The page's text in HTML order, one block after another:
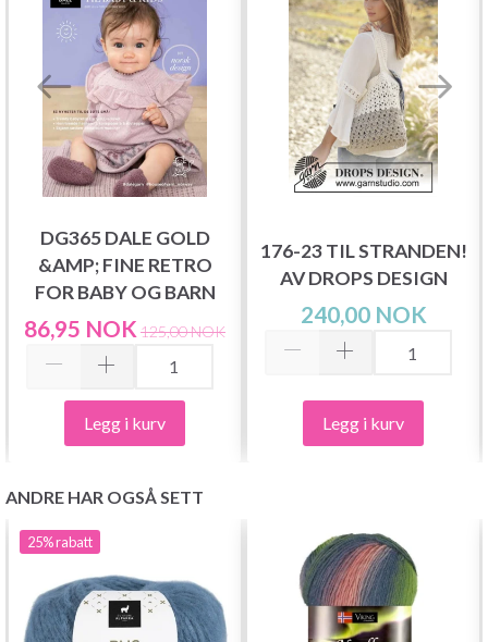
DG365 DALE GOLD
&AMP; FINE RETRO
FOR BABY OG BARN
86,95 NOK 125,00 NOK
Legg i kurv
176-23 TIL STRANDEN!
AV DROPS DESIGN
240,00 NOK
Legg i kurv
ANDRE HAR OGSÅ SETT
25%rabatt